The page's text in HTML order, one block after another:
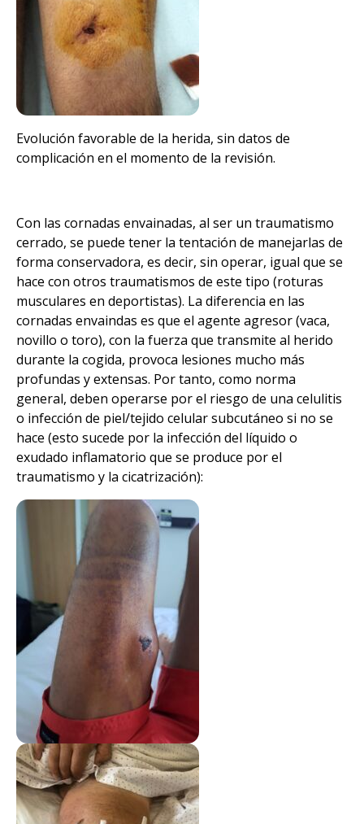
Evolución favorable de la herida, sin datos de
complicación en el momento de la revisión.
Con las cornadas envainadas, al ser un traumatismo
cerrado, se puede tener la tentación de manejarlas de
forma conservadora, es decir, sin operar, igual que se
hace con otros traumatismos de este tipo (roturas
musculares en deportistas). La diferencia en las
cornadas envaindas es que el agente agresor (vaca,
novillo o toro), con la fuerza que transmite al herido
durante la cogida, provoca lesiones mucho más
profundas y extensas. Por tanto, como norma
general, deben operarse por el riesgo de una celulitis
o infección de piel/tejido celular subcutáneo si no se
hace (esto sucede por la infección del líquido o
exudado inflamatorio que se produce por el
traumatismo y la cicatrización):